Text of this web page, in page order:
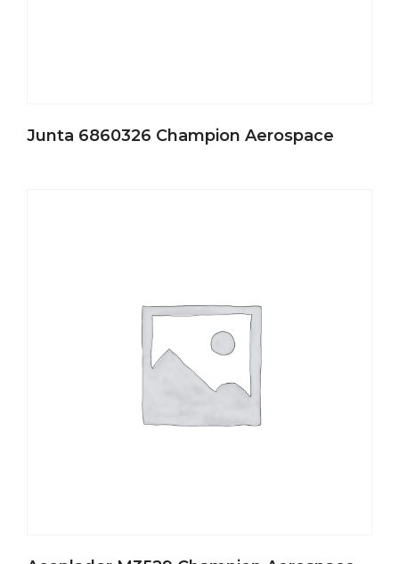
Junta 6860326 Champion Aerospace